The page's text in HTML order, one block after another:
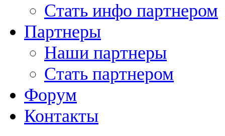
Стать инфо партнером
Партнеры
Наши партнеры
Стать партнером
Форум
Контакты